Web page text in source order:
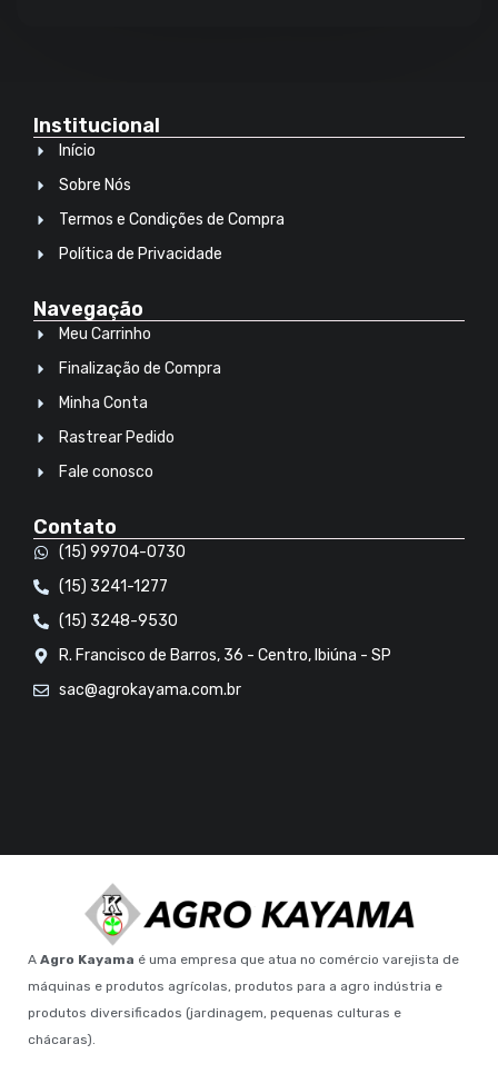
Institucional
Início
Sobre Nós
Termos e Condições de Compra
Política de Privacidade
Navegação
Meu Carrinho
Finalização de Compra
Minha Conta
Rastrear Pedido
Fale conosco
Contato
(15) 99704-0730
(15) 3241-1277
(15) 3248-9530
R. Francisco de Barros, 36 - Centro, Ibiúna - SP
sac@agrokayama.com.br
A Agro Kayama é uma empresa que atua no comércio varejista de
máquinas e produtos agrícolas, produtos para a agro indústria e
produtos diversificados (jardinagem, pequenas culturas e
chácaras).